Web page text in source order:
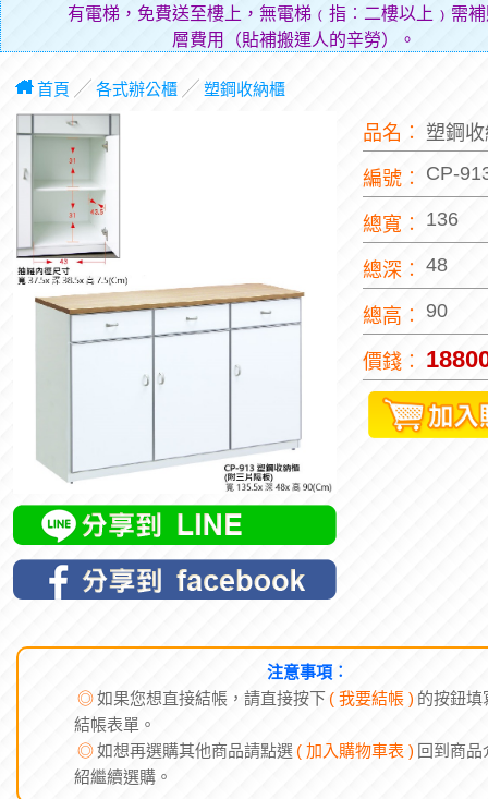
有電梯，免費送至樓上，無電梯﹙指︰二樓以上﹚需
層費用（貼補搬運人的辛勞）。
首頁 ╱ 各式辦公櫃╱ 塑鋼收納櫃
品名︰ 塑鋼
編號︰ CP-
總寬︰ 136
總深︰ 48
總高︰ 90
價錢︰
注意事項︰
◎如果您想直接結帳，請直接按下 ( 我要結帳 ) 的按鈕填
結帳表單。
◎如想再選購其他商品請點選 ( 加入購物車表 ) 回到商品
紹繼續選購。